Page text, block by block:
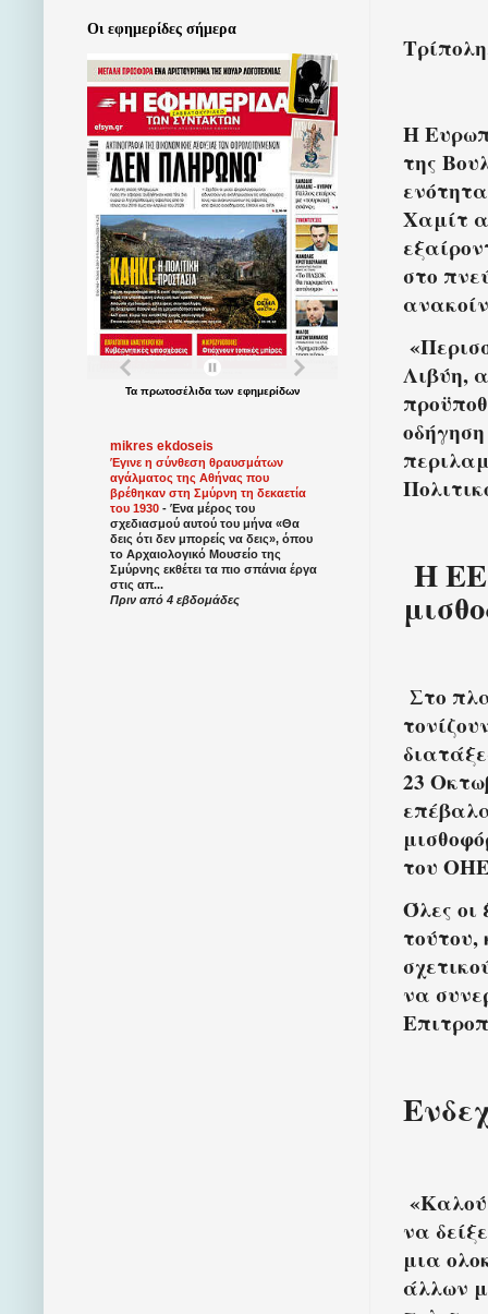
Η
της
Χαμίτ
στο
Λιβύη,
Η ΕΕ
Στο
23
του
Όλες οι
τούτου,
να
να
μια
άλλων
Οι εφημερίδες σήμερα
Τα πρωτοσέλιδατων εφημερίδων
mikres ekdoseis
Έγινε η σύνθεση θραυσμάτων
αγάλματος της Αθήνας που
βρέθηκαν στη Σμύρνη τη δεκαετία
του 1930 - Ένα μέρος του
σχεδιασμού αυτού του μήνα «Θα
δεις ότι δεν μπορείς να δεις», όπου
το Αρχαιολογικό Μουσείο της
Σμύρνης εκθέτει τα πιο σπάνια έργα
στις απ...
Πριν από 4 εβδομάδες